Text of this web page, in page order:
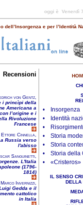
oggi è Venerdì
dell’Insorgenza e per l’Identità
Recensioni
von Gentz,
i princìpi della
Americana a
l’origine e i
Rivoluzione
Francese
Ettore Cinnella,
Russia verso
l'abisso
Sanguinetti,
L'Italia
(1796-
1814)
Marco Invernizzi,
Gedda e il
cattolico
in Italia
• Insorgenza
• Identità
•
• Storia
• Storia
• Storia della
• «Cristeros»
IL SENSO
DELLA